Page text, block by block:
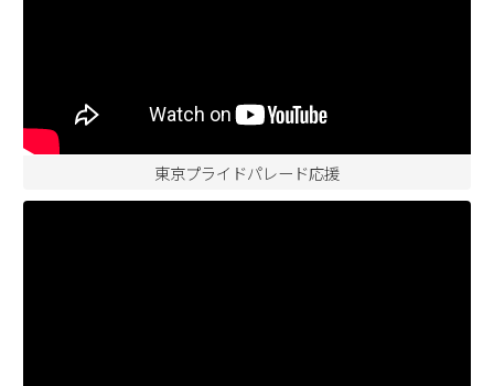
東京プライドパレード応援